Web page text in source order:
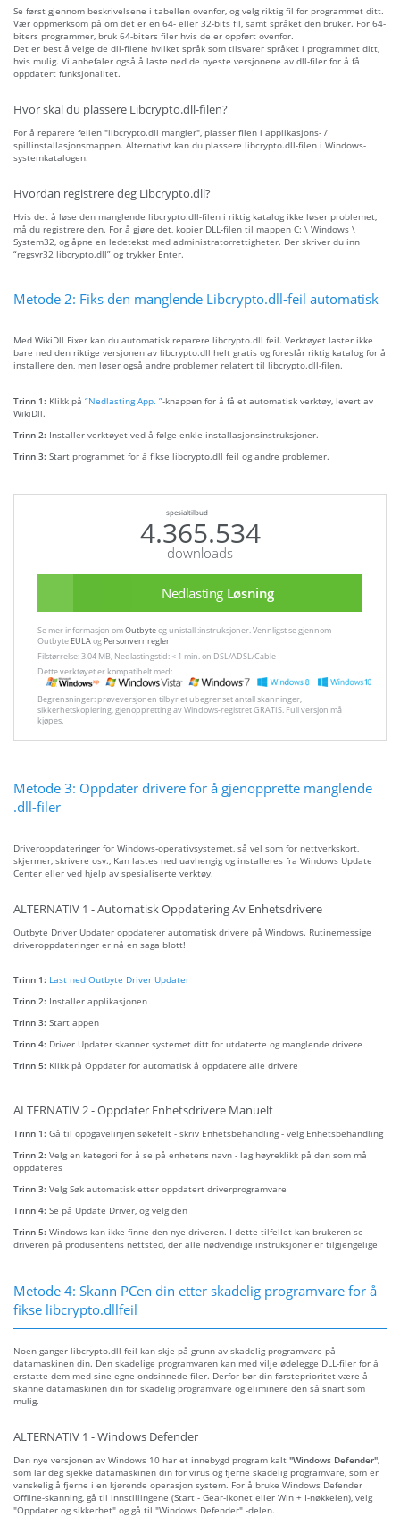
Se først gjennom beskrivelsene i tabellen ovenfor, og velg riktig fil for programmet ditt.
Vær oppmerksom på om det er en 64- eller 32-bits fil, samt språket den bruker. For 64-
biters programmer, bruk 64-biters filer hvis de er oppført ovenfor.
Det er best å velge de dll-filene hvilket språk som tilsvarer språket i programmet ditt,
hvis mulig. Vi anbefaler også å laste ned de nyeste versjonene av dll-filer for å få
oppdatert funksjonalitet.
Hvor skal du plassere Libcrypto.dll-filen?
For å reparere feilen "libcrypto.dll mangler", plasser filen i applikasjons- /
spillinstallasjonsmappen. Alternativt kan du plassere libcrypto.dll-filen i Windows-
systemkatalogen.
Hvordan registrere deg Libcrypto.dll?
Hvis det å løse den manglende libcrypto.dll-filen i riktig katalog ikke løser problemet,
må du registrere den. For å gjøre det, kopier DLL-filen til mappen C: \ Windows \
System32, og åpne en ledetekst med administratorrettigheter. Der skriver du inn
“regsvr32 libcrypto.dll” og trykker Enter.
Metode 2: Fiks den manglende Libcrypto.dll-feil automatisk
Med WikiDll Fixer kan du automatisk reparere libcrypto.dll feil. Verktøyet laster ikke
bare ned den riktige versjonen av libcrypto.dll helt gratis og foreslår riktig katalog for å
installere den, men løser også andre problemer relatert til libcrypto.dll-filen.
Trinn 1: Klikk på “Nedlasting App. ”-knappen for å få et automatisk verktøy, levert av
WikiDll.
Trinn 2: Installer verktøyet ved å følge enkle installasjonsinstruksjoner.
Trinn 3: Start programmet for å fikse libcrypto.dll feil og andre problemer.
spesialtilbud
4.365.534
downloads
Nedlasting Løsning
Se mer informasjon omOutbyteog unistall :instruksjoner. Vennligst se gjennom
Outbyte EULAog Personvernregler
Filstørrelse: 3.04 MB, Nedlastingstid: < 1 min. on DSL/ADSL/Cable
Dette verktøyet er kompatibelt med:
Begrensninger: prøveversjonen tilbyr et ubegrenset antall skanninger,
sikkerhetskopiering, gjenoppretting av Windows-registret GRATIS. Full versjon må
kjøpes.
Metode 3: Oppdater drivere for å gjenopprette manglende
.dll-filer
Driveroppdateringer for Windows-operativsystemet, så vel som for nettverkskort,
skjermer, skrivere osv., Kan lastes ned uavhengig og installeres fra Windows Update
Center eller ved hjelp av spesialiserte verktøy.
ALTERNATIV 1 - Automatisk Oppdatering Av Enhetsdrivere
Outbyte Driver Updater oppdaterer automatisk drivere på Windows. Rutinemessige
driveroppdateringer er nå en saga blott!
Trinn 1: Last ned Outbyte Driver Updater
Trinn 2: Installer applikasjonen
Trinn 3: Start appen
Trinn 4: Driver Updater skanner systemet ditt for utdaterte og manglende drivere
Trinn 5: Klikk på Oppdater for automatisk å oppdatere alle drivere
ALTERNATIV 2 - Oppdater Enhetsdrivere Manuelt
Trinn 1: Gå til oppgavelinjen søkefelt - skriv Enhetsbehandling - velg Enhetsbehandling
Trinn 2: Velg en kategori for å se på enhetens navn - lag høyreklikk på den som må
oppdateres
Trinn 3: Velg Søk automatisk etter oppdatert driverprogramvare
Trinn 4: Se på Update Driver, og velg den
Trinn 5: Windows kan ikke finne den nye driveren. I dette tilfellet kan brukeren se
driveren på produsentens nettsted, der alle nødvendige instruksjoner er tilgjengelige
Metode 4: Skann PCen din etter skadelig programvare for å
fikse libcrypto.dllfeil
Noen ganger libcrypto.dll feil kan skje på grunn av skadelig programvare på
datamaskinen din. Den skadelige programvaren kan med vilje ødelegge DLL-filer for å
erstatte dem med sine egne ondsinnede filer. Derfor bør din førsteprioritet være å
skanne datamaskinen din for skadelig programvare og eliminere den så snart som
mulig.
ALTERNATIV 1 - Windows Defender
Den nye versjonen av Windows 10 har et innebygd program kalt "Windows Defender"
som lar deg sjekke datamaskinen din for virus og fjerne skadelig programvare, som er
vanskelig å fjerne i en kjørende operasjon system. For å bruke Windows Defender
Offline-skanning, gå til innstillingene (Start - Gear-ikonet eller Win + I-nøkkelen), velg
"Oppdater og sikkerhet" og gå til "Windows Defender" -delen.